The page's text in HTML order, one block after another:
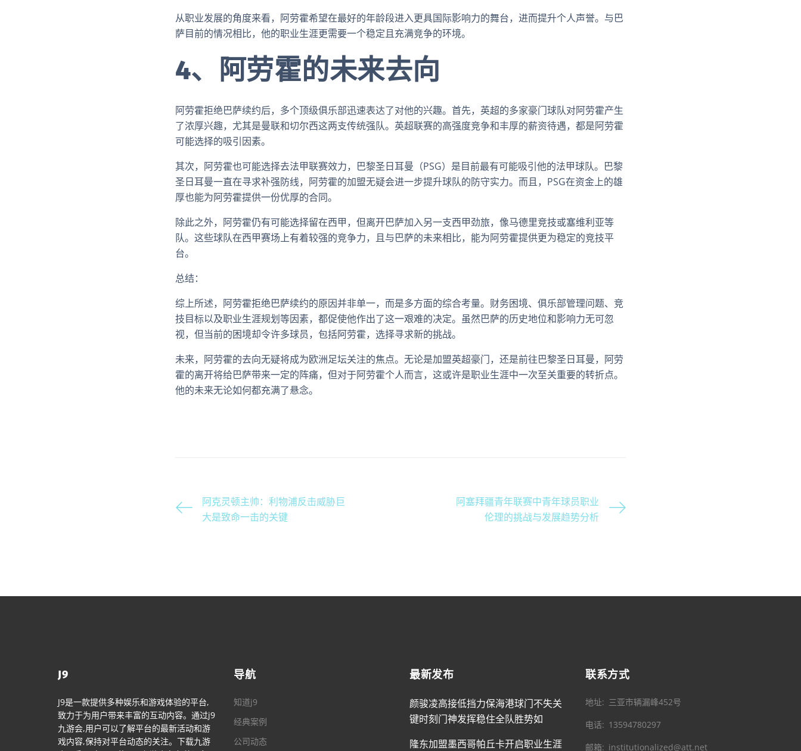
从职业发展的角度来看，阿劳霍希望在最好的年龄段进入更具国际影响力的舞台，进而提升个人声誉。与巴
萨目前的情况相比，他的职业生涯更需要一个稳定且充满竞争的环境。
4、阿劳霍的未来去向
阿劳霍拒绝巴萨续约后，多个顶级俱乐部迅速表达了对他的兴趣。首先，英超的多家豪门球队对阿劳霍产生
了浓厚兴趣，尤其是曼联和切尔西这两支传统强队。英超联赛的高强度竞争和丰厚的薪资待遇，都是阿劳霍
可能选择的吸引因素。
其次，阿劳霍也可能选择去法甲联赛效力，巴黎圣日耳曼（PSG）是目前最有可能吸引他的法甲球队。巴黎
圣日耳曼一直在寻求补强防线，阿劳霍的加盟无疑会进一步提升球队的防守实力。而且，PSG在资金上的雄
厚也能为阿劳霍提供一份优厚的合同。
除此之外，阿劳霍仍有可能选择留在西甲，但离开巴萨加入另一支西甲劲旅，像马德里竞技或塞维利亚等
队。这些球队在西甲赛场上有着较强的竞争力，且与巴萨的未来相比，能为阿劳霍提供更为稳定的竞技平
台。
总结：
综上所述，阿劳霍拒绝巴萨续约的原因并非单一，而是多方面的综合考量。财务困境、俱乐部管理问题、竞
技目标以及职业生涯规划等因素，都促使他作出了这一艰难的决定。虽然巴萨的历史地位和影响力无可忽
视，但当前的困境却令许多球员，包括阿劳霍，选择寻求新的挑战。
未来，阿劳霍的去向无疑将成为欧洲足坛关注的焦点。无论是加盟英超豪门，还是前往巴黎圣日耳曼，阿劳
霍的离开将给巴萨带来一定的阵痛，但对于阿劳霍个人而言，这或许是职业生涯中一次至关重要的转折点。
他的未来无论如何都充满了悬念。
阿克灵顿主帅：利物浦反击威胁巨
大是致命一击的关键
阿塞拜疆青年联赛中青年球员职业
伦理的挑战与发展趋势分析
J9
J9是一款提供多种娱乐和游戏体验的平台,
致力于为用户带来丰富的互动内容。通过j9
九游会,用户可以了解平台的最新活动和游
戏内容,保持对平台动态的关注。下载九游
导航
知道j9
经典案例
公司动态
最新发布
颜骏凌高接低挡力保海港球门不失关
键时刻门神发挥稳住全队胜势如
隆东加盟墨西哥帕丘卡开启职业生涯
联系方式
地址
三亚市辆漏峰452号
电话
13594780297
邮箱
institutionalized@att.net